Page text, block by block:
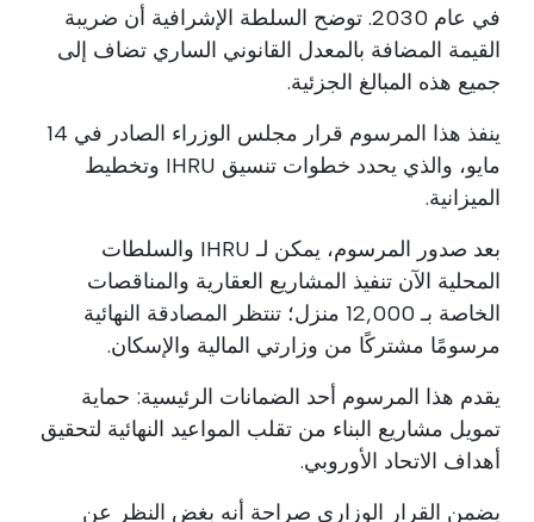
في عام 2030. توضح السلطة الإشرافية أن ضريبة
القيمة المضافة بالمعدل القانوني الساري تضاف إلى
جميع هذه المبالغ الجزئية.
ينفذ هذا المرسوم قرار مجلس الوزراء الصادر في 14
مايو، والذي يحدد خطوات تنسيق IHRU وتخطيط
الميزانية.
بعد صدور المرسوم، يمكن لـ IHRU والسلطات
المحلية الآن تنفيذ المشاريع العقارية والمناقصات
الخاصة بـ 12,000 منزل؛ تنتظر المصادقة النهائية
مرسومًا مشتركًا من وزارتي المالية والإسكان.
يقدم هذا المرسوم أحد الضمانات الرئيسية: حماية
تمويل مشاريع البناء من تقلب المواعيد النهائية لتحقيق
أهداف الاتحاد الأوروبي.
يضمن القرار الوزاري صراحة أنه بغض النظر عن